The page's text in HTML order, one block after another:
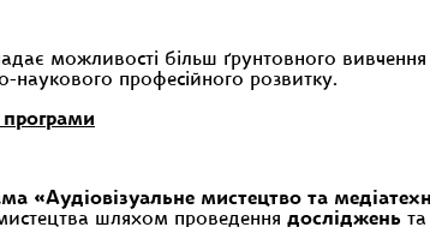
можливості більш ґрунтовного
наукового професійного розвитку.
програми
«Аудіовізуальне мистецтво та
шляхом проведення досліджень